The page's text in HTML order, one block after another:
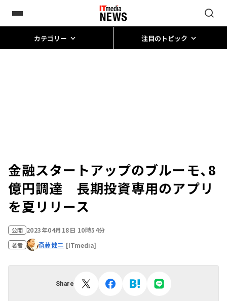
カテゴリー 注目のトピック
金融スタートアップのブルーモ、8
億円調達 長期投資専用のアプリ
を夏リリース
公開 2023年04月18日 10時54分
著者 斎藤健二 [ITmedia]
Share